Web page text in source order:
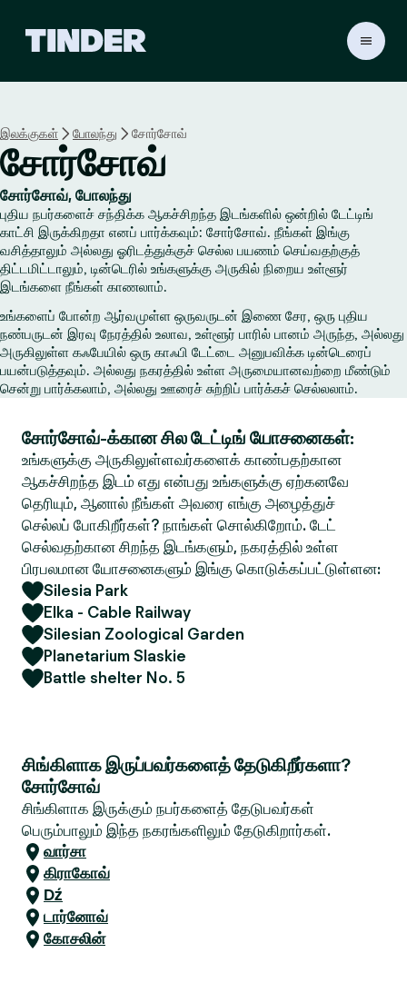
ம்
இலக்குகள் போலந்து சோர்சோவ்
சோர்சோவ்
சோர்சோவ், போலந்து
புதிய நபர்களைச் சந்திக்க ஆகச்சிறந்த இடங்களில் ஒன்றில் டேட்டிங்
காட்சி இருக்கிறதா எனப் பார்க்கவும்: சோர்சோவ். நீங்கள் இங்கு
வசித்தாலும் அல்லது ஓரிடத்துக்குச் செல்ல பயணம் செய்வதற்குத்
திட்டமிட்டாலும், டின்டெரில் உங்களுக்கு அருகில் நிறைய உள்ளூர்
இடங்களை நீங்கள் காணலாம்.
உங்களைப் போன்ற ஆர்வமுள்ள ஒருவருடன் இணை சேர, ஒரு புதிய
நண்பருடன் இரவு நேரத்தில் உலாவ, உள்ளூர் பாரில் பானம் அருந்த, அல்லது
அருகிலுள்ள கஃபேயில் ஒரு காஃபி டேட்டை அனுபவிக்க டின்டெரைப்
பயன்படுத்தவும். அல்லது நகரத்தில் உள்ள அருமையானவற்றை மீண்டும்
சென்று பார்க்கலாம், அல்லது ஊரைச் சுற்றிப் பார்க்கச் செல்லலாம்.
சோர்சோவ்-க்கான சில டேட்டிங் யோசனைகள்:
உங்களுக்கு அருகிலுள்ளவர்களைக் காண்பதற்கான
ஆகச்சிறந்த இடம் எது என்பது உங்களுக்கு ஏற்கனவே
தெரியும், ஆனால் நீங்கள் அவரை எங்கு அழைத்துச்
செல்லப் போகிறீர்கள்? நாங்கள் சொல்கிறோம். டேட்
செல்வதற்கான சிறந்த இடங்களும், நகரத்தில் உள்ள
பிரபலமான யோசனைகளும் இங்கு கொடுக்கப்பட்டுள்ளன:
Silesia Park
Elka - Cable Railway
Silesian Zoological Garden
Planetarium Slaskie
Battle shelter No. 5
சிங்கிளாக இருப்பவர்களைத் தேடுகிறீர்களா?
சோர்சோவ்
சிங்கிளாக இருக்கும் நபர்களைத் தேடுபவர்கள்
பெரும்பாலும் இந்த நகரங்களிலும் தேடுகிறார்கள்.
வார்சா
கிராகோவ்
Dź
டார்னோவ்
கோசலின்